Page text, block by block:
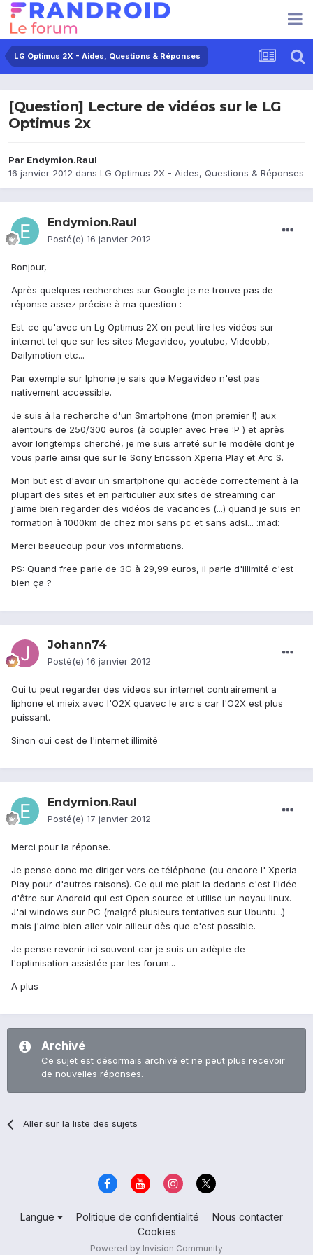
LG Optimus 2X - Aides, Questions & Réponses
[Question] Lecture de vidéos sur le LG
Optimus 2x
Par Endymion.Raul
16 janvier 2012 dans LG Optimus 2X - Aides, Questions & Réponses
Endymion.Raul
Posté(e) 16 janvier 2012
Bonjour,
Après quelques recherches sur Google je ne trouve pas de
réponse assez précise à ma question :
Est-ce qu'avec un Lg Optimus 2X on peut lire les vidéos sur
internet tel que sur les sites Megavideo, youtube, Videobb,
Dailymotion etc...
Par exemple sur Iphone je sais que Megavideo n'est pas
nativement accessible.
Je suis à la recherche d'un Smartphone (mon premier !) aux
alentours de 250/300 euros (à coupler avec Free :P ) et après
avoir longtemps cherché, je me suis arreté sur le modèle dont je
vous parle ainsi que sur le Sony Ericsson Xperia Play et Arc S.
Mon but est d'avoir un smartphone qui accède correctement à la
plupart des sites et en particulier aux sites de streaming car
j'aime bien regarder des vidéos de vacances (...) quand je suis en
formation à 1000km de chez moi sans pc et sans adsl... :mad:
Merci beaucoup pour vos informations.
PS: Quand free parle de 3G à 29,99 euros, il parle d'illimité c'est
bien ça ?
Johann74
Posté(e) 16 janvier 2012
Oui tu peut regarder des videos sur internet contrairement a
liphone et mieix avec l'O2X quavec le arc s car l'O2X est plus
puissant.
Sinon oui cest de l'internet illimité
Endymion.Raul
Posté(e) 17 janvier 2012
Merci pour la réponse.
Je pense donc me diriger vers ce téléphone (ou encore l' Xperia
Play pour d'autres raisons). Ce qui me plait la dedans c'est l'idée
d'être sur Android qui est Open source et utilise un noyau linux.
J'ai windows sur PC (malgré plusieurs tentatives sur Ubuntu...)
mais j'aime bien aller voir ailleur dès que c'est possible.
Je pense revenir ici souvent car je suis un adèpte de
l'optimisation assistée par les forum...
A plus
Archivé
Ce sujet est désormais archivé et ne peut plus recevoir
de nouvelles réponses.
Aller sur la liste des sujets
Langue Politique de confidentialité
Nous contacter
Cookies
Powered by Invision Community